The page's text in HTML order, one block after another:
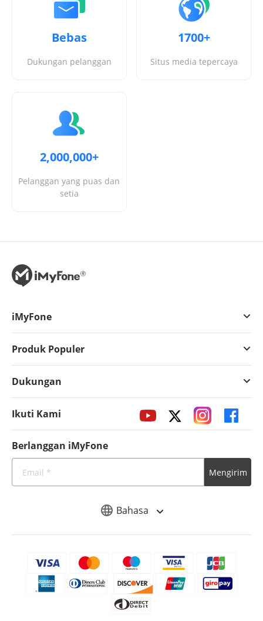
Bebas
Dukungan pelanggan
1700+
Situs media tepercaya
2,000,000+
Pelanggan yang puas dan
setia
Bahasa
iMyFone
Produk Populer
Dukungan
Ikuti Kami
Berlanggan iMyFone
Mengirim